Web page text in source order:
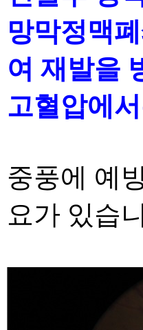
망막정맥
여 재발을
고혈압에
중풍에 예
요가 있습